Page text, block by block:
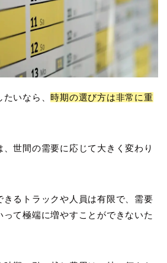
たいなら、時期の選び方は非常に重
世間の需要に応じて大きく変わり
きるトラックや人員は有限で、需要
て極端に増やすことができないた